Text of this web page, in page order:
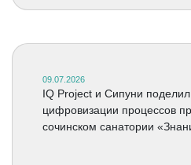
09.07.2026
IQ Project и Сипуни
цифровизации процессов
сочинском санатории